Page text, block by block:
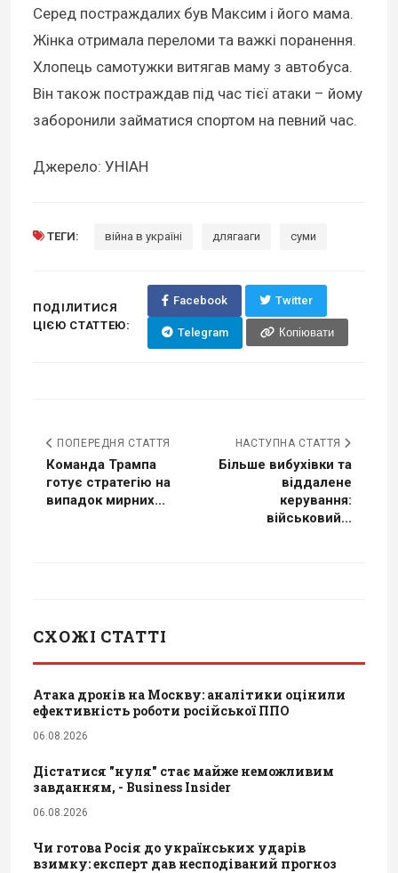
Серед постраждалих був Максим і його мама.
Жінка отримала переломи та важкі поранення.
Хлопець самотужки витягав маму з автобуса.
Він також постраждав під час тієї атаки – йому
заборонили займатися спортом на певний час.
Джерело: УНІАН
ТЕГИ: війна в україні длягааги суми
ПОДІЛИТИСЯ
ЦІЄЮ СТАТТЕЮ:
Facebook Twitter
Telegram Копіювати
ПОПЕРЕДНЯ СТАТТЯ
Команда Трампа
готує стратегію на
випадок мирних...
НАСТУПНА СТАТТЯ
Більше вибухівки та
віддалене
керування:
військовий...
СХОЖІ СТАТТІ
Атака дронів на Москву: аналітики оцінили
ефективність роботи російської ППО
06.08.2026
Дістатися "нуля" стає майже неможливим
завданням, - Business Insider
06.08.2026
Чи готова Росія до українських ударів
взимку: експерт дав несподіваний прогноз